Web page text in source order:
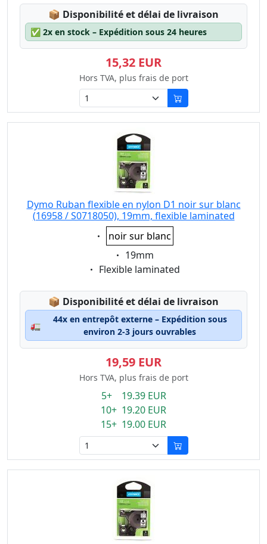
📦 Lagerstatus:
Disponibilité et délai de livraison
✅ 2x en stock – Expédition sous 24 heures
15,32 EUR
Hors TVA, plus frais de port
Dymo Ruban flexible en nylon D1 noir sur blanc
(16958 / S0718050), 19mm, flexible laminated
Eigenschaft:
noir sur blanc
Eigenschaft:
19mm
Eigenschaft:
Flexible laminated
📦 Lagerstatus:
Disponibilité et délai de livraison
🚛
44x en entrepôt externe – Expédition sous
environ 2-3 jours ouvrables
19,59 EUR
Hors TVA, plus frais de port
5+ 19.39 EUR
10+ 19.20 EUR
15+ 19.00 EUR